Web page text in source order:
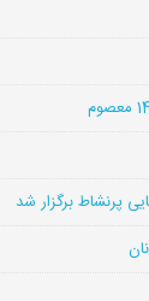
پرنشاط برگزار شد